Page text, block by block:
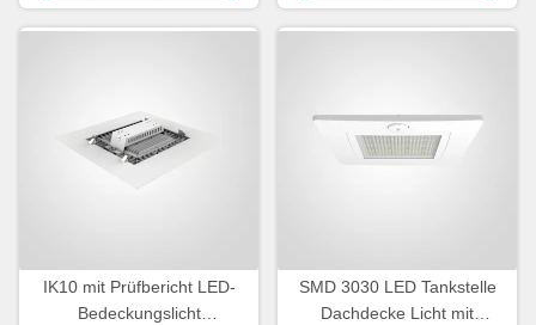
entwickelt
IK10 mit Prüfbericht LED-
Bedeckungslicht
SMD 3030 LED Tankstelle
Dachdecke Licht mit